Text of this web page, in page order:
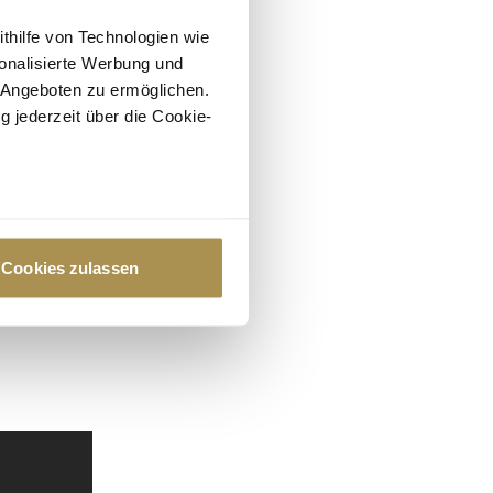
von Technologien wie
Werbung und
zu ermöglichen.
jederzeit über die Cookie-
Präferenzen im
Cookies zulassen